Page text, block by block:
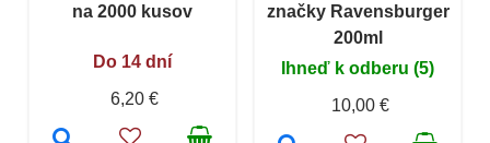
na 2000 kusov
Do 14 dní
6,20 €
značky Ravensburger
200ml
Ihneď k odberu (5)
10,00 €